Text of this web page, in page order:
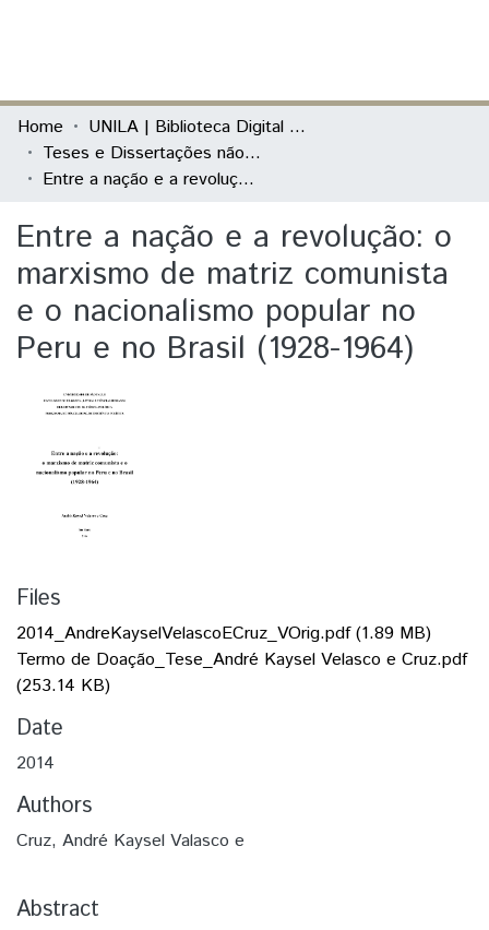
Communities & Collections
All of DSpace
Home
UNILA | Biblioteca Digital de Dissertações e Teses
Teses e Dissertações não defendidas na Unila
Entre a nação e a revolução: o marxismo de matriz comunista e o nacionalismo popular no Peru e no Brasil (1928-1964)
Entre a nação e a revolução: o
marxismo de matriz comunista
e o nacionalismo popular no
Peru e no Brasil (1928-1964)
Files
2014_AndreKayselVelascoECruz_VOrig.pdf(1.89 MB)
Termo de Doação_Tese_André Kaysel Velasco e Cruz.pdf
(253.14 KB)
Date
2014
Authors
Cruz, André Kaysel Valasco e
Abstract